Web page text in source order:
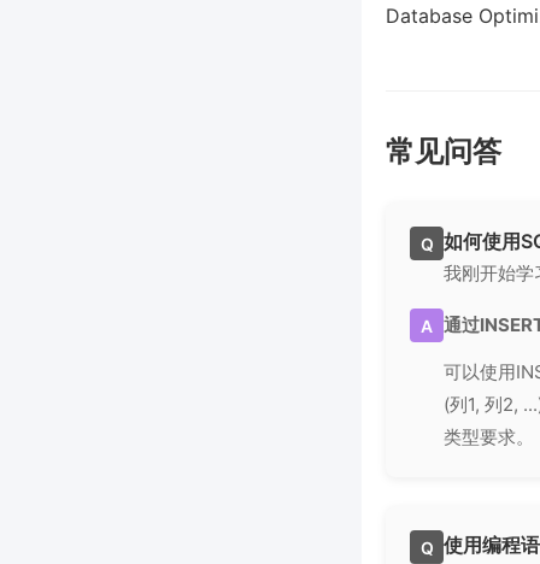
Database
常见问答
Q 如何使用
我刚开始学
A 通过
可以使用
(列1, 列2,
类型要求。
Q 使用编程